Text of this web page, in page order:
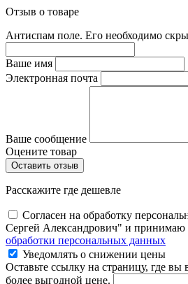
Отзыв о товаре
Антиспам поле. Его необходимо
Ваше имя
Электронная почта
Ваше сообщение
Оцените товар
Расскажите где дешевле
Согласен на обработку
Сергей Александрович" и принимаю
обработки персональных данных
Уведомлять о снижении цены
Оставьте ссылку на страницу, где вы
более выгодной цене.